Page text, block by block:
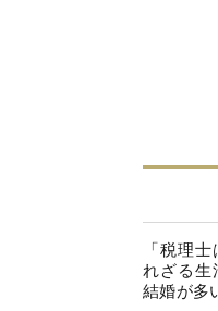
「税理
れざる
結婚が多